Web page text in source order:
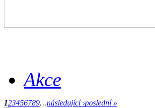
Akce
123456789…následující ›poslední »